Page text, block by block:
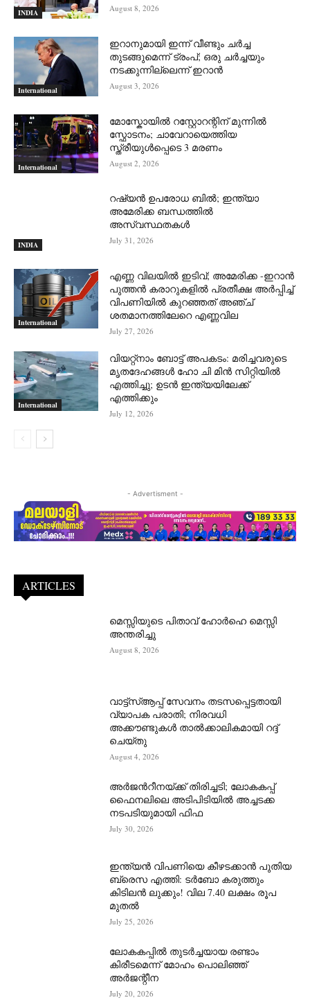
INDIA August 8, 2026
International
ഇറാനുമായി ഇന്ന് വീണ്ടും ചര്‍ച്ച
തുടങ്ങുമെന്ന് ട്രംപ്; ഒരു ചര്‍ച്ചയും
നടക്കുന്നില്ലെന്ന് ഇറാന്‍
August 3, 2026
International
മോസ്കോയിൽ റസ്റ്റോറന്റിന് മുന്നിൽ
സ്ഫോടനം; ചാവേറായെത്തിയ
സ്ത്രീയുൾപ്പെടെ 3 മരണം
August 2, 2026
INDIA
റഷ്യന്‍ ഉപരോധ ബില്‍; ഇന്ത്യാ
അമേരിക്ക ബന്ധത്തില്‍
അസ്വസ്ഥതകള്‍
July 31, 2026
International
എണ്ണ വിലയില്‍ ഇടിവ്; അമേരിക്ക -ഇറാന്‍
പുത്തന്‍ കരാറുകളില്‍ പ്രതീക്ഷ അര്‍പ്പിച്ച്
വിപണിയില്‍ കുറഞ്ഞത് അഞ്ച്
ശതമാനത്തിലേറെ എണ്ണവില
July 27, 2026
International
വിയറ്റ്നാം ബോട്ട് അപകടം: മരിച്ചവരുടെ
മൃതദേഹങ്ങൾ ഹോ ചി മിൻ സിറ്റിയിൽ
എത്തിച്ചു; ഉടൻ ഇന്ത്യയിലേക്ക്
എത്തിക്കും
July 12, 2026
- Advertisment -
ARTICLES
മെസ്സിയുടെ പിതാവ് ഹോർഹെ മെസ്സി
അന്തരിച്ചു
August 8, 2026
വാട്ട്‌സ്ആപ്പ് സേവനം തടസപ്പെട്ടതായി
വ്യാപക പരാതി; നിരവധി
അക്കൗണ്ടുകൾ താൽക്കാലികമായി റദ്ദ്
ചെയ്തു
August 4, 2026
അർജന്‍റീനയ്ക്ക് തിരിച്ചടി; ലോകകപ്പ്
ഫൈനലിലെ അടിപിടിയിൽ അച്ചടക്ക
നടപടിയുമായി ഫിഫ
July 30, 2026
ഇന്ത്യൻ വിപണിയെ കീഴടക്കാന്‍ പുതിയ
ബ്രെസ എത്തി: ടർബോ കരുത്തും
കിടിലൻ ലുക്കും! വില 7.40 ലക്ഷം രൂപ
മുതൽ
July 25, 2026
ലോകകപ്പിൽ തുടർച്ചയായ രണ്ടാം
കിരീടമെന്ന് മോഹം പൊലിഞ്ഞ്
അർ‍ജന്റീന
July 20, 2026